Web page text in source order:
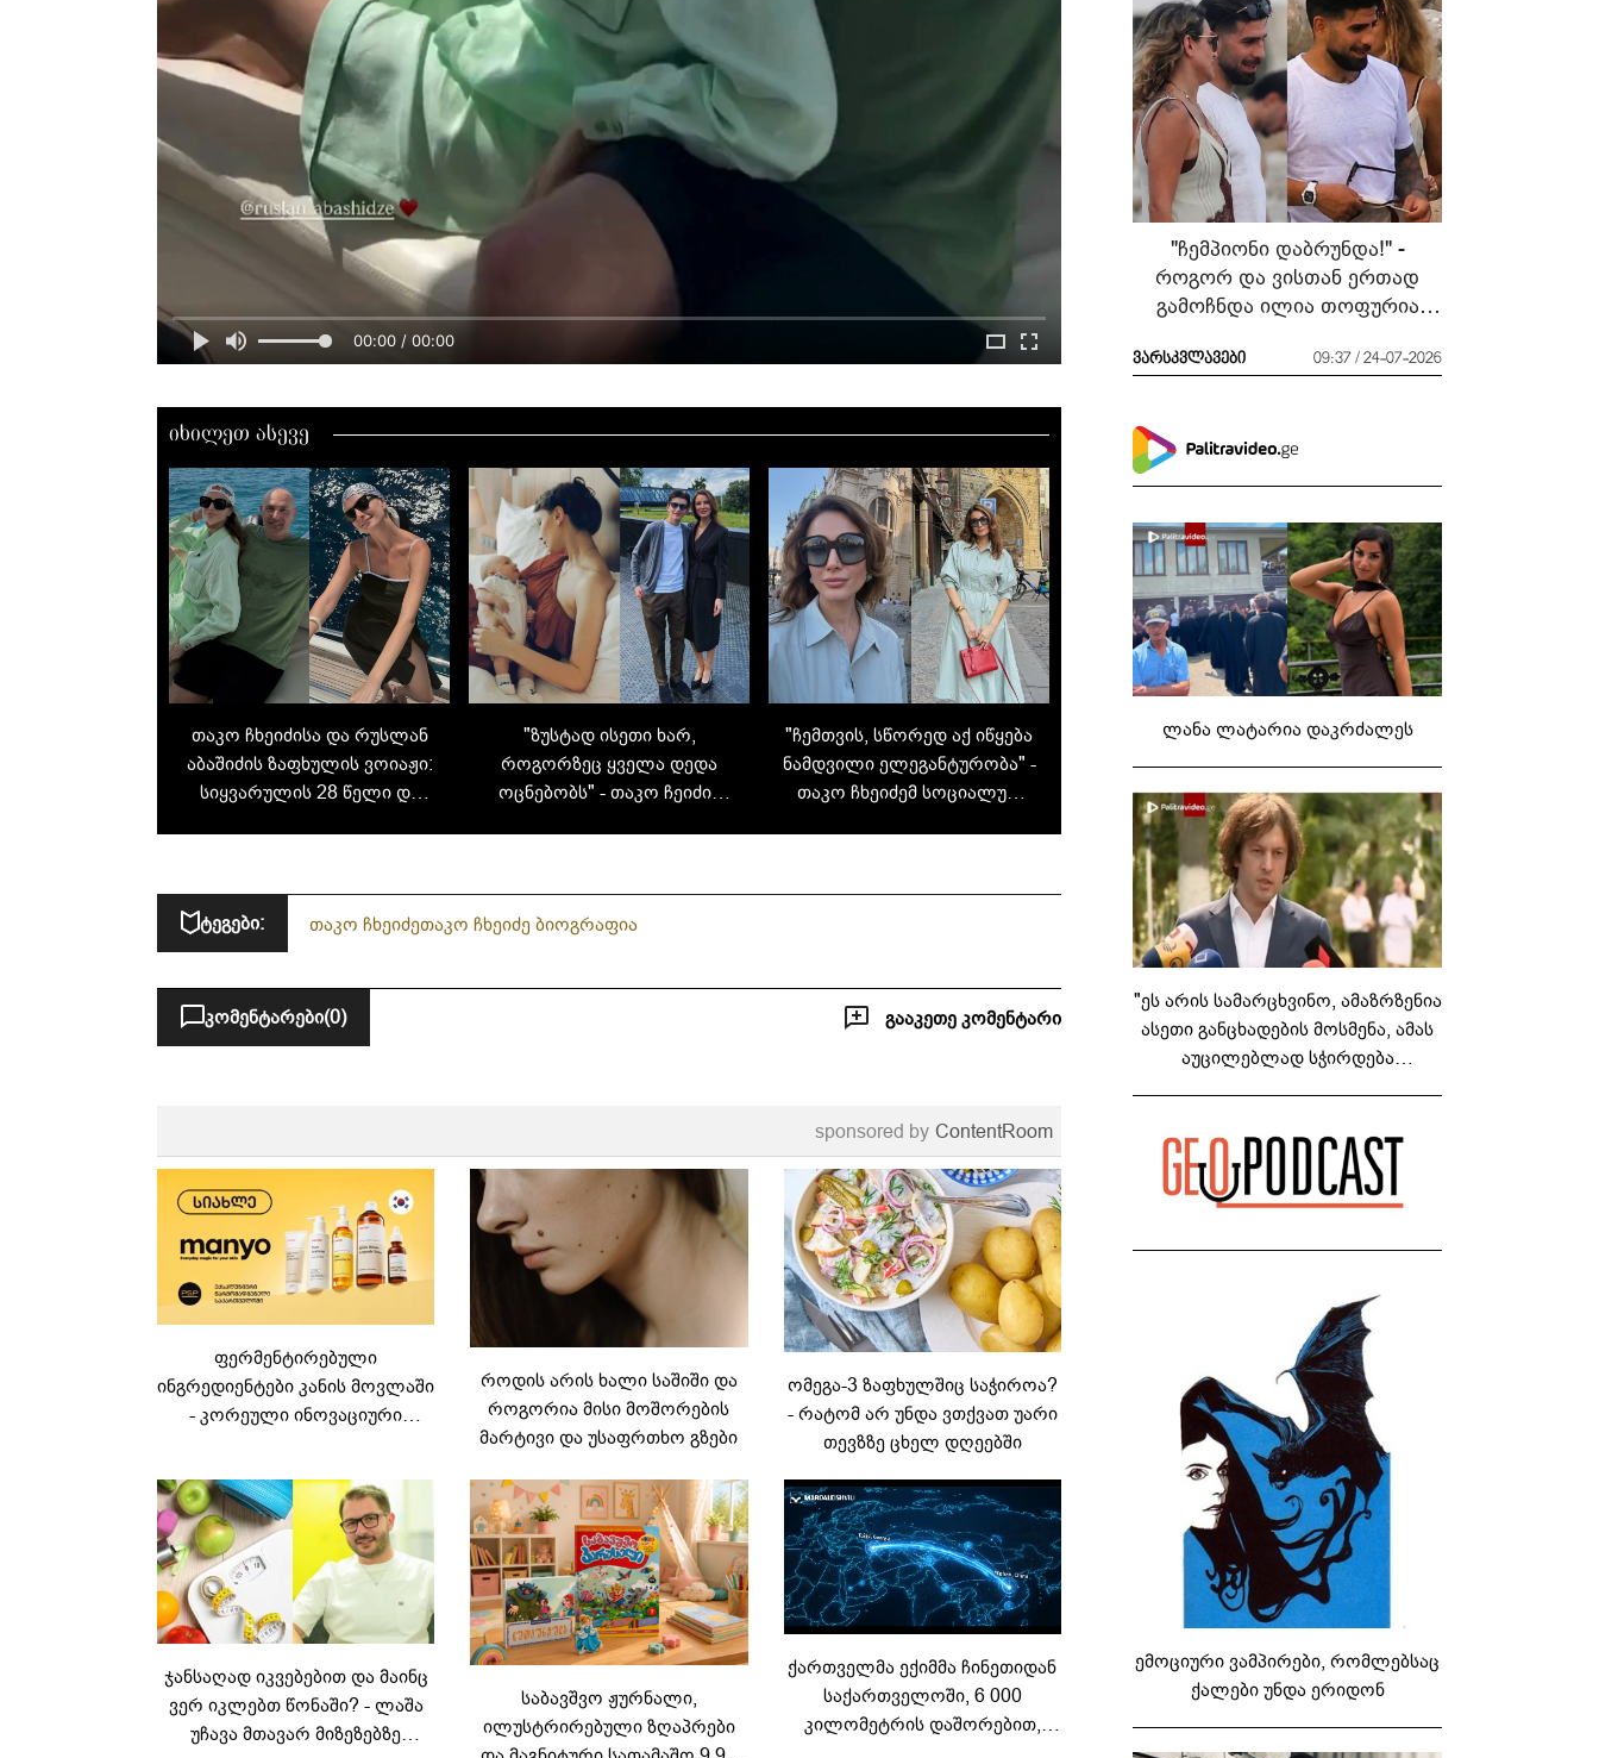
00:00 / 00:00
იხილეთ ასევე
თაკო ჩხეიძისა და რუსლან
აბაშიძის ზაფხულის ვოიაჟი:
სიყვარულის 28 წელი და
"ზუსტად ისეთი ხარ,
როგორზეც ყველა დედა
ოცნებობს" - თაკო ჩეიძის
"ჩემთვის, სწორედ აქ იწყება
ნამდვილი ელეგანტურობა" -
თაკო ჩხეიძემ სოციალურ
ტეგები: თაკო ჩხეიძეთაკო ჩხეიძე ბიოგრაფია
კომენტარები(0) გააკეთე კომენტარი
sponsored by ContentRoom
ფერმენტირებული
ინგრედიენტები კანის მოვლაში
- კორეული ინოვაციური
როდის არის ხალი საშიში და
როგორია მისი მოშორების
მარტივი და უსაფრთხო გზები
ომეგა-3 ზაფხულშიც საჭიროა?
- რატომ არ უნდა ვთქვათ უარი
თევზზე ცხელ დღეებში
ჯანსაღად იკვებებით და მაინც
ვერ იკლებთ წონაში? - ლაშა
უჩავა მთავარ მიზეზებზე
საბავშვო ჟურნალი,
ილუსტრირებული ზღაპრები
ქართველმა ექიმმა ჩინეთიდან
საქართველოში, 6 000
კილომეტრის დაშორებით,
"ჩემპიონი დაბრუნდა!" -
როგორ და ვისთან ერთად
გამოჩნდა ილია თოფურია
ვარსკვლავები 09:37 / 24-07-2026
ლანა ლატარია დაკრძალეს
"ეს არის სამარცხვინო, ამაზრზენია
ასეთი განცხადების მოსმენა, ამას
აუცილებლად სჭირდება
ემოციური ვამპირები, რომლებსაც
ქალები უნდა ერიდონ